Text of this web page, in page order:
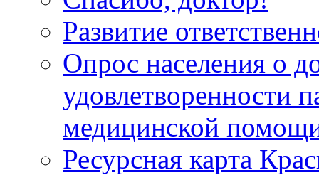
Развитие
Опрос населения о
удовлетворенности
медицинской
Ресурсная карта